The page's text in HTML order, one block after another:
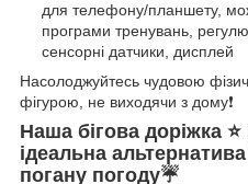
для телефону/планшету,
програми тренувань,
сенсорні датчики, дисплей
Насолоджуйтесь чудовою
фігурою, не виходячи з дому❗
Наша бігова доріжка
ідеальна
погану погоду☔